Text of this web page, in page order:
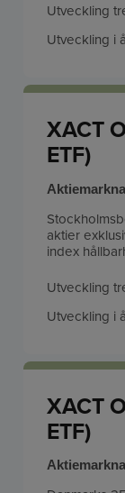
Utveckling
Utveckling i
XACT
ETF)
aktier
index
Utveckling
Utveckling i
XACT
ETF)